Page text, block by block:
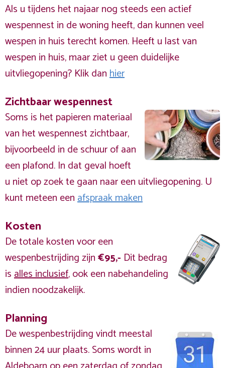
Als u tijdens het najaar nog steeds een actief
wespennest in de woning heeft, dan kunnen veel
wespen in huis terecht komen. Heeft u last van
wespen in huis, maar ziet u geen duidelijke
uitvliegopening? Klik danhier
Zichtbaar wespennest
Soms is het papieren materiaal
van het wespennest zichtbaar,
bijvoorbeeld in de schuur of aan
een plafond. In dat geval hoeft
u niet op zoek te gaan naar een uitvliegopening. U
kunt meteen eenafspraak maken
Kosten
De totale kosten voor een
wespenbestrijding zijn€95,- Dit bedrag
isalles inclusief, ook een nabehandeling
indien noodzakelijk.
Planning
De wespenbestrijding vindt meestal
binnen 24 uur plaats. Soms wordt in